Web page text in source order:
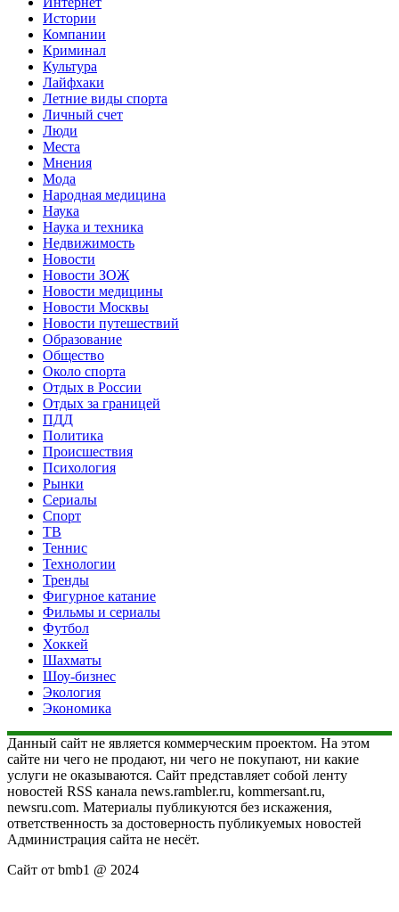
Истории
Компании
Криминал
Культура
Лайфхаки
Летние виды спорта
Личный счет
Люди
Места
Мнения
Мода
Народная медицина
Наука
Наука и техника
Недвижимость
Новости
Новости ЗОЖ
Новости медицины
Новости Москвы
Новости путешествий
Образование
Общество
Около спорта
Отдых в России
Отдых за границей
ПДД
Политика
Происшествия
Психология
Рынки
Сериалы
Спорт
ТВ
Теннис
Технологии
Тренды
Фигурное катание
Фильмы и сериалы
Футбол
Хоккей
Шахматы
Шоу-бизнес
Экология
Экономика
Данный сайт не является коммерческим проектом. На этом
сайте ни чего не продают, ни чего не покупают, ни какие
услуги не оказываются. Сайт представляет собой ленту
новостей RSS канала news.rambler.ru, kommersant.ru,
newsru.com. Материалы публикуются без искажения,
ответственность за достоверность публикуемых новостей
Администрация сайта не несёт.
Сайт от bmb1 @ 2024